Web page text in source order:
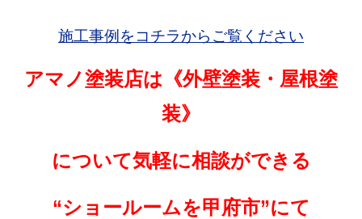
施工事例をコチラからご覧ください
アマノ塗装店は《外壁塗装・屋根塗
装》
について気軽に相談ができる
“ショールームを甲府市”にて